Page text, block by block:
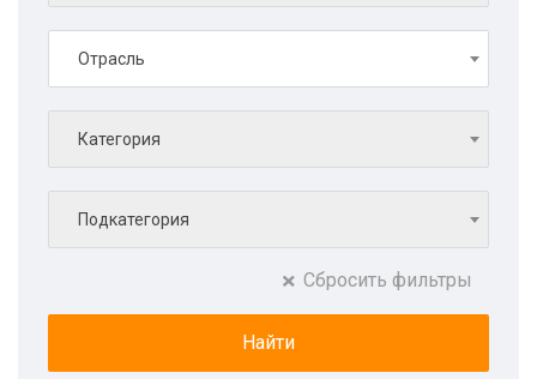
Отрасль
Категория
Подкатегория
Сбросить фильтры